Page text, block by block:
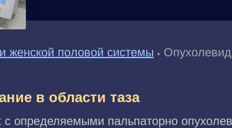
женской половой системы •
в области таза
с определяемыми пальпаторно